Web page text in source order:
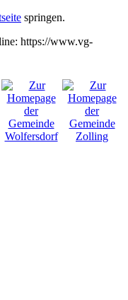
springen.
https://www.vg-